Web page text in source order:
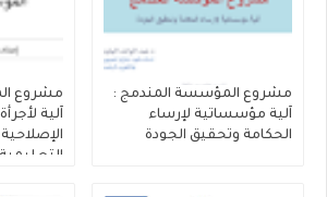
مشروع المؤسسة المندمج :
آلية مؤسساتية لإرساء
الحكامة وتحقيق الجودة
مشروع
آلية
التعليمية